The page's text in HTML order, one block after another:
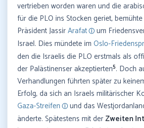
vertrieben worden waren und die
für die PLO ins Stocken geriet,
Präsident JassirArafat
um
Israel. Dies mündete im Oslo-
den die Israelis die PLO erstmals als
der Palästinenser akzeptierten5. Doch
Verhandlungen führten später zu
Erfolg, da sich an Israels militärischer
Gaza-Streifen
und das
änderte. Spätestens mit derZweiten